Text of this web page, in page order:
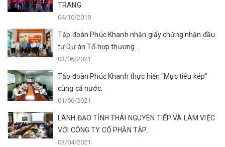
TRANG
04/10/2019
Tập đoàn Phúc Khanh nhận giấy chứng nhận đầu
tư Dự án Tổ hợp thương...
03/06/2021
Tập đoàn Phúc Khanh thực hiện “Mục tiêu kép”
cùng cả nước.
01/06/2021
LÃNH ĐẠO TỈNH THÁI NGUYÊN TIẾP VÀ LÀM VIỆC
VỚI CÔNG TY CỔ PHẦN TẬP...
03/04/2021